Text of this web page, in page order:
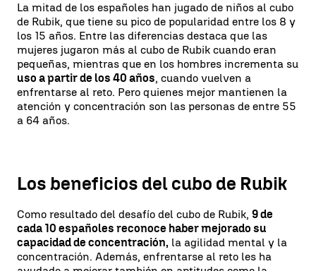
La mitad de los españoles han jugado de niños al cubo
de Rubik, que tiene su pico de popularidad entre los 8 y
los 15 años. Entre las diferencias destaca que las
mujeres jugaron más al cubo de Rubik cuando eran
pequeñas, mientras que en los hombres incrementa su
uso a partir de los 40 años, cuando vuelven a
enfrentarse al reto. Pero quienes mejor mantienen la
atención y concentración son las personas de entre 55
a 64 años.
Los beneficios del cubo de Rubik
Como resultado del desafío del cubo de Rubik, 9 de
cada 10 españoles reconoce haber mejorado su
capacidad de concentración, la agilidad mental y la
concentración. Además, enfrentarse al reto les ha